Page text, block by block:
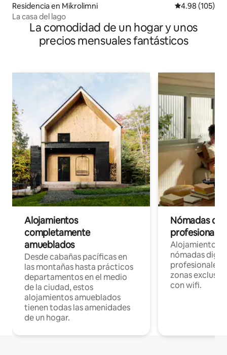
Residencia en Mikrolimni Calificación
4.98 (105)
La casa del lago
La comodidad de un hogar y unos
precios mensuales fantásticos
Alojamientos
completamente
amueblados
Desde cabañas pacíficas en
las montañas hasta prácticos
departamentos en el medio
de la ciudad, estos
alojamientos amueblados
tienen todas las amenidades
de un hogar.
Nómadas
Alojamientos
nómadas
profesionales
zonas
con wifi.